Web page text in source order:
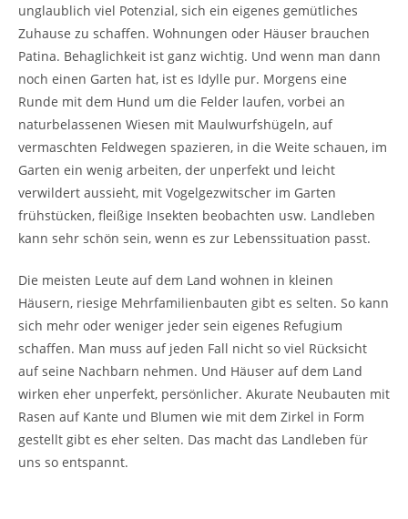
unglaublich viel Potenzial, sich ein eigenes gemütliches
Zuhause zu schaffen. Wohnungen oder Häuser brauchen
Patina. Behaglichkeit ist ganz wichtig. Und wenn man dann
noch einen Garten hat, ist es Idylle pur. Morgens eine
Runde mit dem Hund um die Felder laufen, vorbei an
naturbelassenen Wiesen mit Maulwurfshügeln, auf
vermaschten Feldwegen spazieren, in die Weite schauen, im
Garten ein wenig arbeiten, der unperfekt und leicht
verwildert aussieht, mit Vogelgezwitscher im Garten
frühstücken, fleißige Insekten beobachten usw. Landleben
kann sehr schön sein, wenn es zur Lebenssituation passt.
Die meisten Leute auf dem Land wohnen in kleinen
Häusern, riesige Mehrfamilienbauten gibt es selten. So kann
sich mehr oder weniger jeder sein eigenes Refugium
schaffen. Man muss auf jeden Fall nicht so viel Rücksicht
auf seine Nachbarn nehmen. Und Häuser auf dem Land
wirken eher unperfekt, persönlicher. Akurate Neubauten mit
Rasen auf Kante und Blumen wie mit dem Zirkel in Form
gestellt gibt es eher selten. Das macht das Landleben für
uns so entspannt.